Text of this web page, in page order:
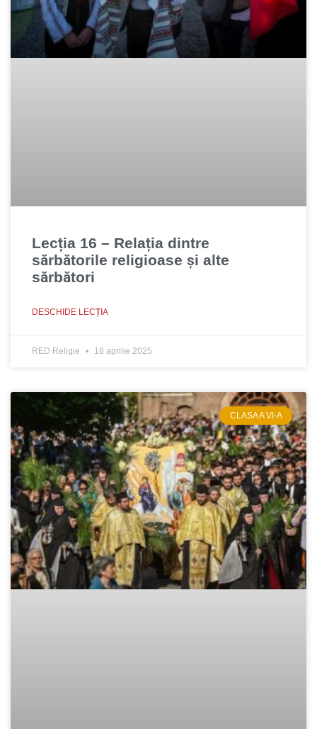
Lecția 16 – Relația dintre
sărbătorile religioase şi alte
sărbători
DESCHIDE LECȚIA
RED Religie 18 aprilie 2025
CLASA A VI-A